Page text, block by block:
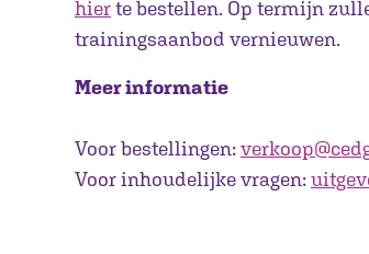
hierte bestellen. Op termijn
trainingsaanbod vernieuwen.
Meer informatie
Voor bestellingen:
Voor inhoudelijke vragen: